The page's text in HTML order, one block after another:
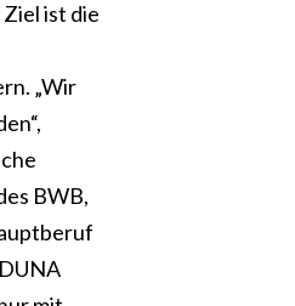
ist die
„Wir
BWB,